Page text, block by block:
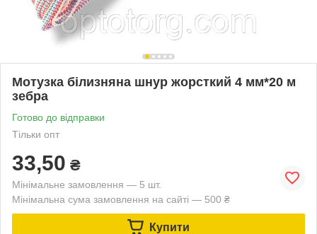
Мотузка білизняна шнур жорсткий 4 мм*20 м
зебра
Готово до відправки
Тільки опт
33,50 ₴
Мінімальне замовлення — 5 шт.
Мінімальна сума замовлення на сайті — 500 ₴
Купити